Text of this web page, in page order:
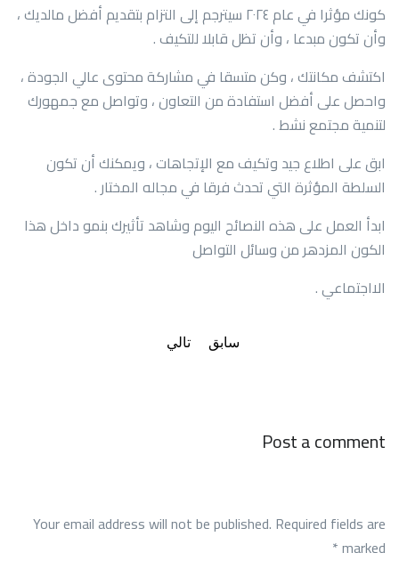
كونك مؤثرا في عام ٢٠٢٤ سيترجم إلى التزام بتقديم أفضل مالديك ،
وأن تكون مبدعا ، وأن تظل قابلا للتكيف .
اكتشف مكانتك ، وكن متسقا في مشاركة محتوى عالي الجودة ،
واحصل على أفضل استفادة من التعاون ، وتواصل مع جمهورك
لتنمية مجتمع نشط .
ابق على اطلاع جيد وتكيف مع الإتجاهات ، ويمكنك أن تكون
السلطة المؤثرة التي تحدث فرقا في مجاله المختار .
ابدأ العمل على هذه النصائح اليوم وشاهد تأثيرك بنمو داخل هذا
الكون المزدهر من وسائل التواصل
الااجتماعي .
تالي سابق
Post a comment
Your email address will not be published. Required fields are
marked
*